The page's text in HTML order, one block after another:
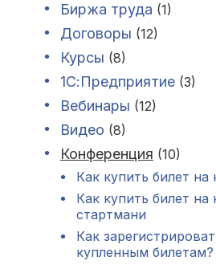
Биржа труда (1)
Договоры (12)
Курсы (8)
1С:Предприятие (3)
Вебинары (12)
Видео (8)
Конференция (10)
Как купить билет
Как купить билет
стартмани
Как
купленным билетам?